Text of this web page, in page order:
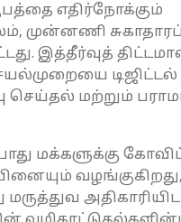
எதிர்நோக்கும்
சுகாதாரப்
டிஜிட்டல்
மற்றும்
மக்களுக்கு